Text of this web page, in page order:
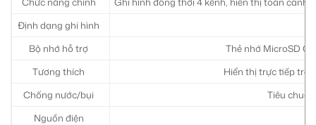
Định dạng ghi hình
Bộ nhớ hỗ trợ
Thẻ nhớ MicroSD
Tương thích
Hiển thị trực tiếp
Chống nước/bụi
Tiêu
Nguồn điện